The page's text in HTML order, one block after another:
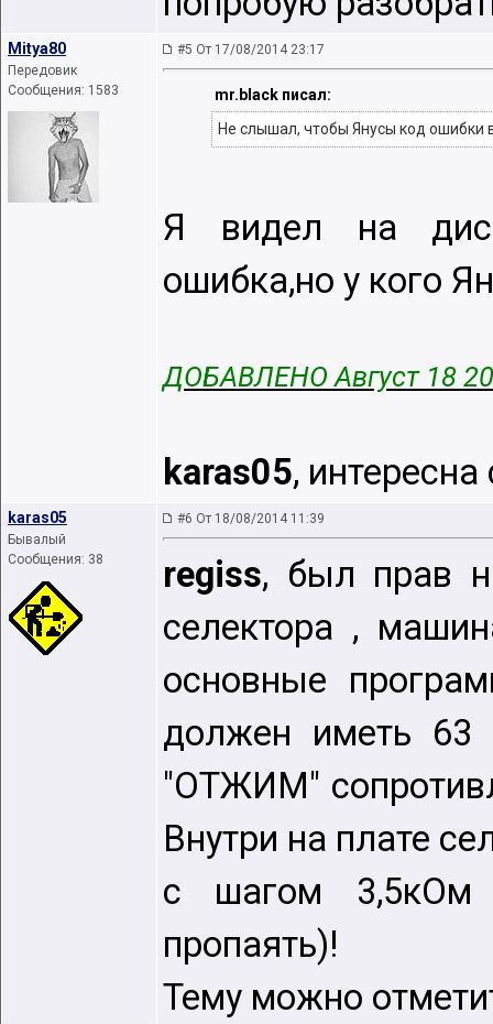
Mitya80
Передовик
Сообщения: 1583
#5 От 17/08/2014 23:17
mr.black писал:
Не слышал, чтобы Янусы код ошибки
Я видел на
ошибка,но у кого
ДОБАВЛЕНО Август 18
karas05,
karas05
Бывалый
Сообщения: 38
#6 От 18/08/2014 11:39
regiss, был прав
селектора ,
основные
должен иметь 63
"ОТЖИМ"
Внутри на плате
с шагом 3,5кОм
пропаять)!
Тему можно